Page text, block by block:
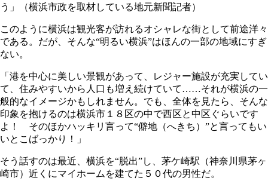
う」（横浜市政を取材している地元新聞記者）
このように横浜は観光客が訪れるオシャレな街として前途洋々
である。だが、そんな“明るい横浜”はほんの一部の地域にすぎ
ない。
「港を中心に美しい景観があって、レジャー施設が充実してい
て、住みやすいから人口も増え続けていて……それが横浜の一
般的なイメージかもしれません。でも、全体を見たら、そんな
印象を抱けるのは横浜市１８区の中で西区と中区ぐらいです
よ！ そのほかハッキリ言って“僻地（へきち）”と言ってもい
いとこばっかり！」
そう話すのは最近、横浜を“脱出”し、茅ケ崎駅（神奈川県茅ヶ
崎市）近くにマイホームを建てた５０代の男性だ。